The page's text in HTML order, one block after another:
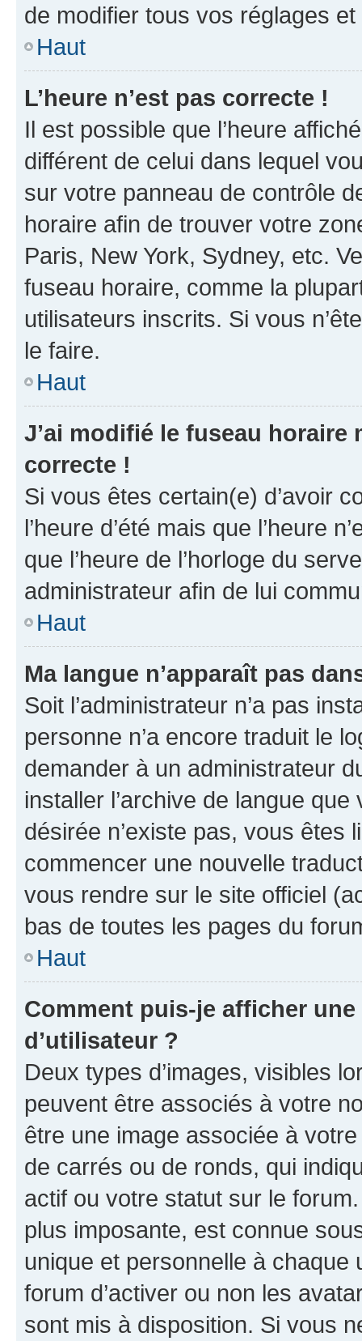
de modifier tous vos réglages
Haut
L’heure n’est pas correcte !
Il est possible que l’heure
différent de celui dans lequel
sur votre panneau de contrôle
horaire afin de trouver votre
Paris, New York, Sydney, etc.
fuseau horaire, comme la
utilisateurs inscrits. Si vous
le faire.
Haut
J’ai modifié le fuseau horaire
correcte !
Si vous êtes certain(e) d’avoir
l’heure d’été mais que l’heure
que l’heure de l’horloge du
administrateur afin de lui
Haut
Ma langue n’apparaît pas
Soit l’administrateur n’a pas
personne n’a encore traduit le
demander à un administrateur
installer l’archive de langue
désirée n’existe pas, vous êtes
commencer une nouvelle
vous rendre sur le site officiel
bas de toutes les pages du
Haut
Comment puis-je afficher
d’utilisateur ?
Deux types d’images, visibles
peuvent être associés à votre
être une image associée à
de carrés ou de ronds, qui
actif ou votre statut sur le
plus imposante, est connue
unique et personnelle à chaque
forum d’activer ou non les
sont mis à disposition. Si vous